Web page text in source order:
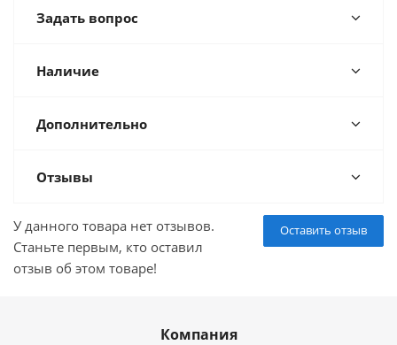
Задать вопрос
Наличие
Дополнительно
Отзывы
Оставить отзыв
У данного товара нет отзывов.
Станьте первым, кто оставил
отзыв об этом товаре!
Компания